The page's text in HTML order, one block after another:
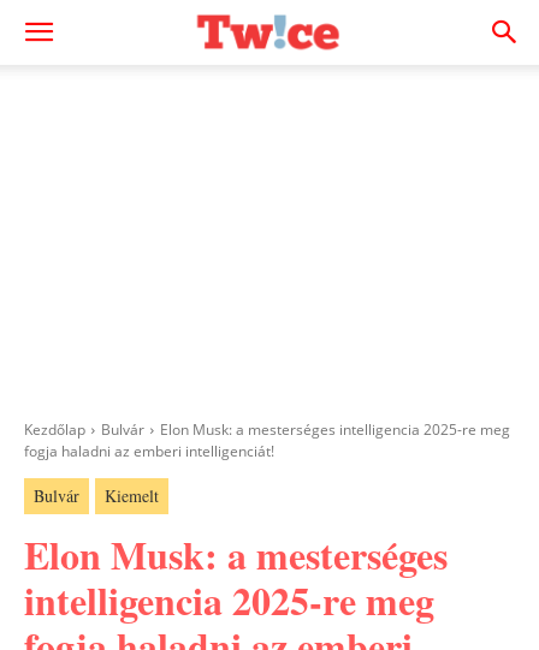
Kezdőlap Bulvár
Elon Musk: a mesterséges intelligencia 2025-re meg
fogja haladni az emberi intelligenciát!
Bulvár Kiemelt
Elon Musk: a mesterséges
intelligencia 2025-re meg